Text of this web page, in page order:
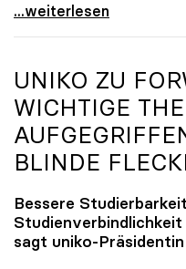
uniko zu
...weiterlesen
UNIKO ZU
WICHTIGE
BLINDE
Bessere
sagt uniko-